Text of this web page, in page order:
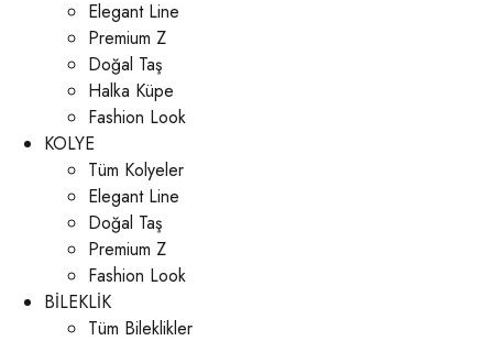
Elegant Line
Premium Z
Doğal Taş
Halka Küpe
Fashion Look
KOLYE
Tüm Kolyeler
Elegant Line
Doğal Taş
Premium Z
Fashion Look
BİLEKLİK
Tüm Bileklikler